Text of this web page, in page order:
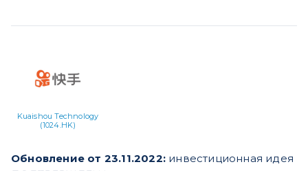
Kuaishou Technology
(1024.HK)
Обновление от 23.11.2022: инвестиционная идея